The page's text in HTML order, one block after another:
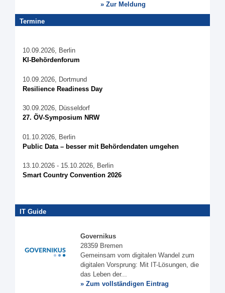
» Zur Meldung
Termine
10.09.2026, Berlin
KI-Behördenforum
10.09.2026, Dortmund
Resilience Readiness Day
30.09.2026, Düsseldorf
27. ÖV-Symposium NRW
01.10.2026, Berlin
Public Data – besser mit Behördendaten umgehen
13.10.2026 - 15.10.2026, Berlin
Smart Country Convention 2026
IT Guide
Governikus
28359 Bremen
Gemeinsam vom digitalen Wandel zum
digitalen Vorsprung: Mit IT-Lösungen, die
das Leben der...
» Zum vollständigen Eintrag